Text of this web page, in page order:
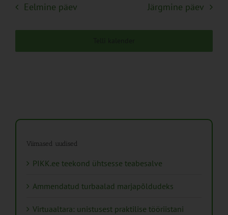
Eelmine päev Järgmine päev
Viimased uudised
PIKK.ee teekond ühtsesse teabesalve
Ammendatud turbaalad marjapõldudeks
Virtuaaltara: unistusest praktilise tööriistani